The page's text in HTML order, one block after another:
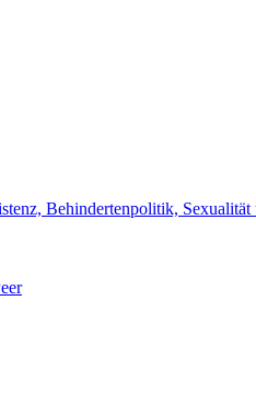
Behindertenpolitik,